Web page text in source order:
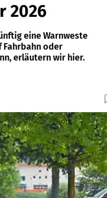
2026
eine Warnweste
oder
erläutern wir hier.